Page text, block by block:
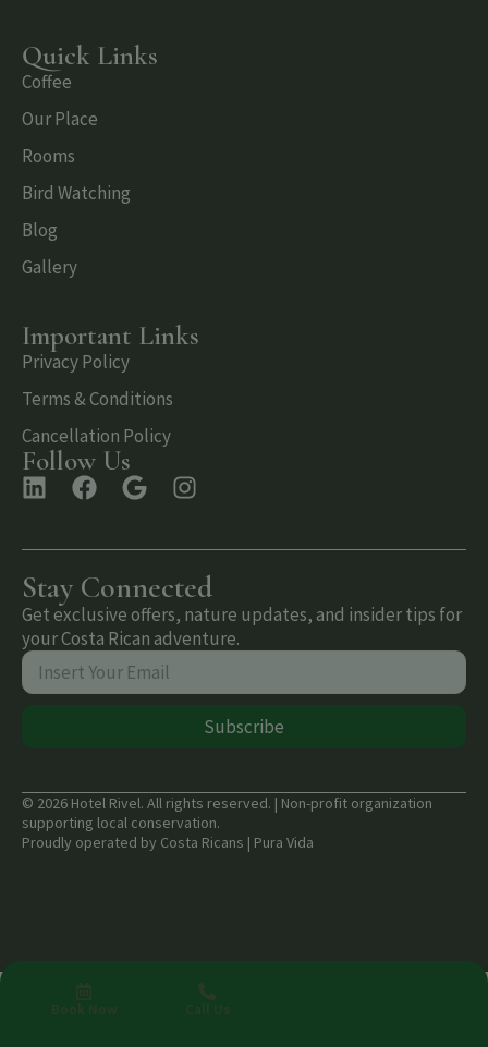
Book Now Call Us
Quick Links
Coffee
Our Place
Rooms
Bird Watching
Blog
Gallery
Important Links
Privacy Policy
Terms & Conditions
Cancellation Policy
Follow Us
Stay Connected
Get exclusive offers, nature updates, and insider tips for
your Costa Rican adventure.
Subscribe
© 2026 Hotel Rivel. All rights reserved. | Non-profit organization
supporting local conservation.
Proudly operated by Costa Ricans | Pura Vida